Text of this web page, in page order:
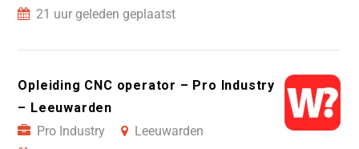
21 uur geleden geplaatst
Opleiding CNC operator – Pro Industry
– Leeuwarden
Pro Industry
Leeuwarden